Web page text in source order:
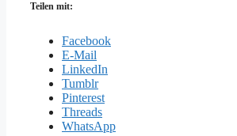
Teilen mit:
Facebook
E-Mail
LinkedIn
Tumblr
Pinterest
Threads
WhatsApp